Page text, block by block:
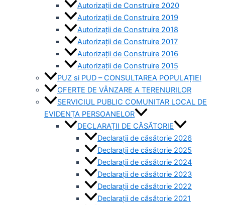
Autorizații de Construire 2020
Autorizații de Construire 2019
Autorizaţii de Construire 2018
Autorizaţii de Construire 2017
Autorizaţii de Construire 2016
Autorizaţii de Construire 2015
PUZ si PUD – CONSULTAREA POPULAȚIEI
OFERTE DE VÂNZARE A TERENURILOR
SERVICIUL PUBLIC COMUNITAR LOCAL DE
EVIDENȚA PERSOANELOR
DECLARAȚII DE CĂSĂTORIE
Declarații de căsătorie 2026
Declarații de căsătorie 2025
Declarații de căsătorie 2024
Declarații de căsătorie 2023
Declarații de căsătorie 2022
Declarații de căsătorie 2021